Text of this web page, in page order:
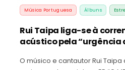
Música Portuguesa Álbuns
Rui Taipa liga-se à
acústico pela “urgência
O músico e cantautor Rui